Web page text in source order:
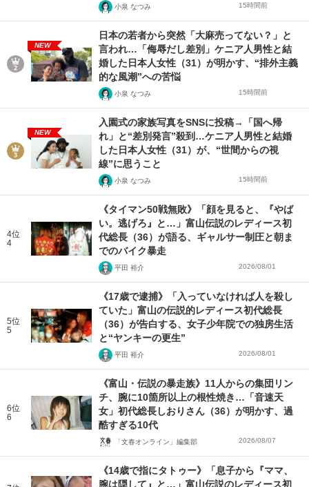
小泉 なつみ 15時間前
NEW
日本の若者から突然「大麻売ってない？」と
言われ…「侮辱だし差別」ケニア人男性と結
婚した日本人女性（31）が明かす、“排外主義
的な風潮”への苦悩
小泉 なつみ 15時間前
NEW
入園式の家族写真をSNSに投稿→「国へ帰
れ」と“差別発言”殺到…ケニア人男性と結婚
した日本人女性（31）が、“世間からの視
線”に思うこと
小泉 なつみ 15時間前
4位
4
《タイマン50戦無敗》「顔を見ると、『やば
い。逃げろ』と…」富山伝説のレディース初
代総長（36）が語る、ギャルサー制圧と朝ま
でのバイク暴走
平田 裕介 2026/08/01
5位
5
《17歳で逮捕》「入っていなければ人を殺し
ていた」富山の伝説的レディース初代総長
（36）が告白する、女子少年院での独房生活
と“ヤンキーの更生”
平田 裕介 2026/08/01
6位
6
《富山・伝説の暴走族》11人からの集団リン
チ、腕に10箇所以上の根性焼き…「音速天
女」初代総長しおりさん（36）が明かす、過
酷すぎる10代
「文春オンライン」編集部 2026/08/07
《14歳で指にタトゥー》「息子から『ママ、
腕は隠して』と…」富山伝説のレディース初